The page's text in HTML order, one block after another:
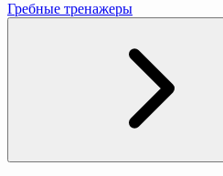
Гребные тренажеры